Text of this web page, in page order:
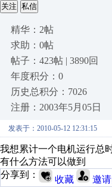
关注 私信
精华：2帖
求助：0帖
帖子：423帖 | 3890回
年度积分：0
历史总积分：7026
注册：2003年5月05日
发表于：2010-05-12 12:31:15
我想累计一个电机运行总
有什么方法可以做到
分享到：
收藏 邀